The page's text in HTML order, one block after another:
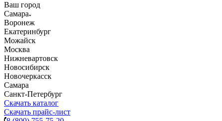
Ваш город
Самара
Воронеж
Екатеринбург
Можайск
Москва
Нижневартовск
Новосибирск
Новочеркасск
Самара
Санкт-Петербург
Скачать каталог
Скачать прайс-лист